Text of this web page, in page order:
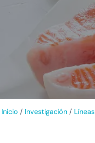
Inicio / Investigación /